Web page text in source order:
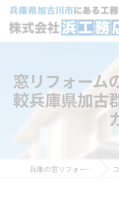
窓リフォーム
較兵庫県加古
兵庫の窓リフォームなら株式会社浜工務店 コラム